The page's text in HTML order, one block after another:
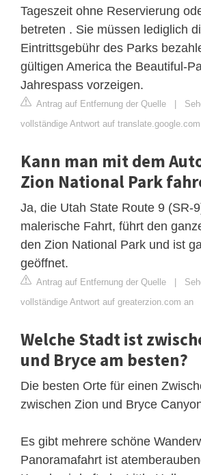
Tageszeit ohne Reservierung
betreten . Sie müssen lediglich
Eintrittsgebühr des Parks
gültigen America the Beautiful-
Jahrespass vorzeigen.
Antrag auf Entfernung der Quelle |
vollständige Antwort auf
Kann man mit dem
Zion National Park
Ja, die Utah State Route 9 (SR-
malerische Fahrt, führt den
den Zion National Park und ist
geöffnet.
Antrag auf Entfernung der Quelle |
vollständige Antwort auf greaterzion.com an
Welche Stadt ist
und Bryce am besten?
Die besten Orte für einen
zwischen Zion und Bryce
Es gibt mehrere schöne
Panoramafahrt ist